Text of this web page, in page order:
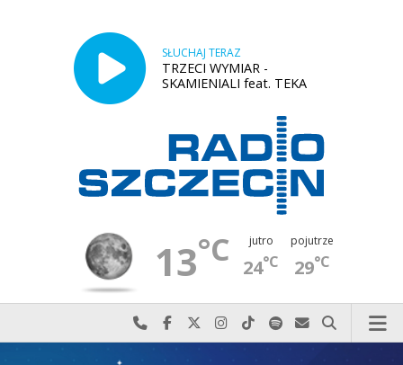
SŁUCHAJ TERAZ
TRZECI WYMIAR -
SKAMIENIALI feat. TEKA
13°C jutro
24°C
pojutrze
29°C
Najlepiej po prostu do nas zadzwoń
Odwiedź nas na Facebook-u
Odwiedź nas na X
Odwiedź nas na Instagram-ie
Odwiedź nas na TikTok-u
Szukaj nas na Spotify
Wyślij do nas
Szukaj